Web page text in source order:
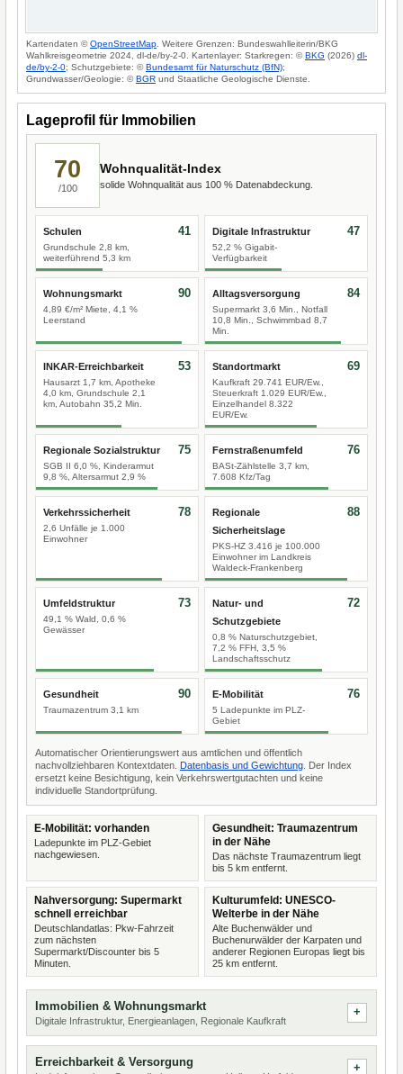
Kartendaten ©OpenStreetMap . Weitere Grenzen: Bundeswahlleiterin/BKG
Wahlkreisgeometrie 2024, dl-de/by-2-0. Kartenlayer: Starkregen: ©BKG (2026) dl-
de/by-2-0; Schutzgebiete: ©Bundesamt für Naturschutz (BfN);
Grundwasser/Geologie: ©BGR und Staatliche Geologische Dienste.
Lageprofil für Immobilien
70
/100
Wohnqualität-Index
solide Wohnqualität aus 100 % Datenabdeckung.
Schulen
Grundschule 2,8 km,
weiterführend 5,3 km
41 Digitale Infrastruktur
52,2 % Gigabit-
Verfügbarkeit
47
Wohnungsmarkt
4,89 €/m² Miete, 4,1 %
Leerstand
90 Alltagsversorgung
Supermarkt 3,6 Min., Notfall
10,8 Min., Schwimmbad 8,7
Min.
84
INKAR-Erreichbarkeit
Hausarzt 1,7 km, Apotheke
4,0 km, Grundschule 2,1
km, Autobahn 35,2 Min.
53 Standortmarkt
Kaufkraft 29.741 EUR/Ew.,
Steuerkraft 1.029 EUR/Ew.,
Einzelhandel 8.322
EUR/Ew.
69
Regionale Sozialstruktur
SGB II 6,0 %, Kinderarmut
9,8 %, Altersarmut 2,9 %
75 Fernstraßenumfeld
BASt-Zählstelle 3,7 km,
7.608 Kfz/Tag
76
Verkehrssicherheit
2,6 Unfälle je 1.000
Einwohner
78
Regionale
Sicherheitslage
PKS-HZ 3.416 je 100.000
Einwohner im Landkreis
Waldeck-Frankenberg
88
Umfeldstruktur
49,1 % Wald, 0,6 %
Gewässer
73
Natur- und
Schutzgebiete
0,8 % Naturschutzgebiet,
7,2 % FFH, 3,5 %
Landschaftsschutz
72
Gesundheit
Traumazentrum 3,1 km
90 E-Mobilität
5 Ladepunkte im PLZ-
Gebiet
76
Automatischer Orientierungswert aus amtlichen und öffentlich
nachvollziehbaren Kontextdaten. Datenbasis und Gewichtung . Der Index
ersetzt keine Besichtigung, kein Verkehrswertgutachten und keine
individuelle Standortprüfung.
E-Mobilität: vorhanden
Ladepunkte im PLZ-Gebiet
nachgewiesen.
Gesundheit: Traumazentrum
in der Nähe
Das nächste Traumazentrum liegt
bis 5 km entfernt.
Nahversorgung: Supermarkt
schnell erreichbar
Deutschlandatlas: Pkw-Fahrzeit
zum nächsten
Supermarkt/Discounter bis 5
Minuten.
Kulturumfeld: UNESCO-
Welterbe in der Nähe
Alte Buchenwälder und
Buchenurwälder der Karpaten und
anderer Regionen Europas liegt bis
25 km entfernt.
Immobilien & Wohnungsmarkt
Digitale Infrastruktur, Energieanlagen, Regionale Kaufkraft
Erreichbarkeit & Versorgung